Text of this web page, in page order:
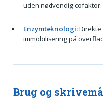
uden nødvendig cofaktor.
Enzymteknologi:Direkte
immobilisering på
Brug og